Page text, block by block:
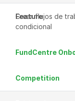
Crear flujos de
condicional